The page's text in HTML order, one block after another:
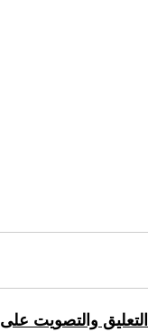
التعليق والتصويت